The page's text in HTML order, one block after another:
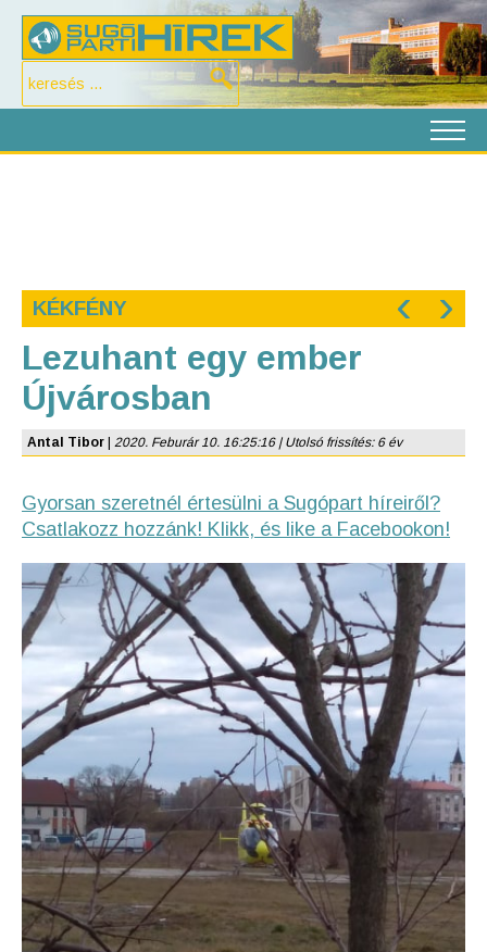
KÉKFÉNY ‹ ›
Lezuhant egy ember
Újvárosban
Antal Tibor 2020. Feburár 10. 16:25:16 | Utolsó frissítés: 6 év
Gyorsan szeretnél értesülni a Sugópart híreiről?
Csatlakozz hozzánk! Klikk, és like a Facebookon!